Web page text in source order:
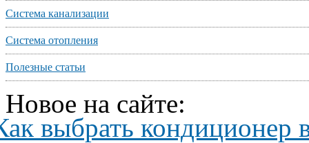
Система канализации
Система отопления
Полезные статьи
Новое на сайте:
выбрать кондиционер